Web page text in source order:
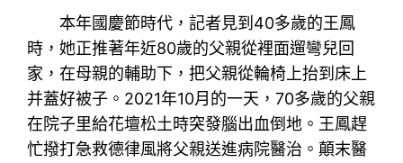
本年國慶節時代，記者見到40多歲的王鳳
時，她正推著年近80歲的父親從裡面遛彎兒回
家，在母親的輔助下，把父親從輪椅上抬到床上
并蓋好被子。2021年10月的一天，70多歲的父親
在院子里給花壇松土時突發腦出血倒地。王鳳趕
忙撥打急救德律風將父親送進病院醫治。顛末醫